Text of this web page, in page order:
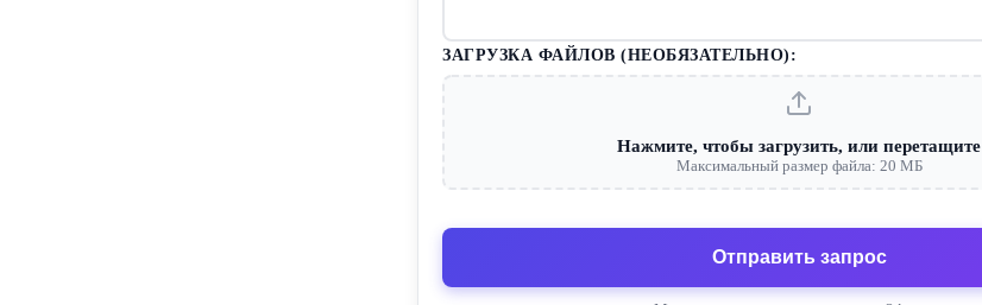
ЗАГРУЗКА ФАЙЛОВ (НЕОБЯЗАТЕЛЬНО):
Нажмите, чтобы загрузить, или перетащите
Максимальный размер файла: 20 МБ
Отправить запрос